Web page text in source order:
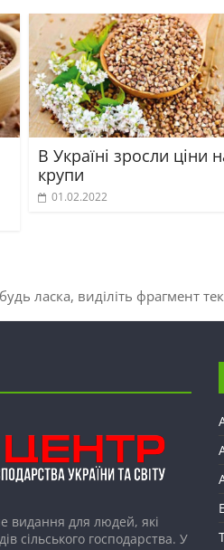
В Україні зросли ціни
крупи
01.02.2022
ласка, виділіть фрагмент
видання для людей, які
сільського господарства. У